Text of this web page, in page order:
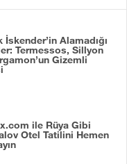
İskender’in Alamadığı
Termessos, Sillyon
Gizemli
ile Rüya Gibi
Otel Tatilini Hemen